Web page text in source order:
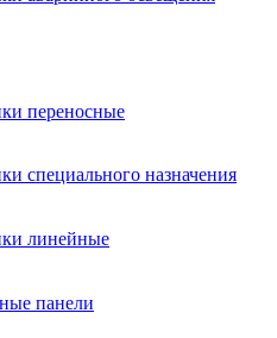
переносные
специального назначения
линейные
панели